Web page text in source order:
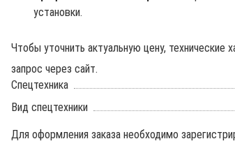
установки.
Чтобы уточнить актуальную цену,
запрос через сайт.
Спецтехника
Вид спецтехники
Для оформления заказа необходимо